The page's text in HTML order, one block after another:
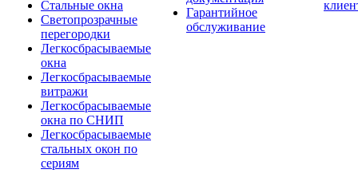
Стальные окна
Светопрозрачные
перегородки
Легкосбрасываемые
окна
Легкосбрасываемые
витражи
Легкосбрасываемые
окна по СНИП
Легкосбрасываемые
стальных окон по
сериям
Гарантийное
обслуживание